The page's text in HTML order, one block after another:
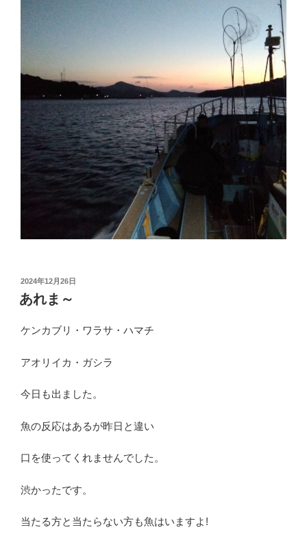
投
稿
日:
2024年12月26日
あれま～
ケンカブリ・ワラサ・ハマチ
アオリイカ・ガシラ
今日も出ました。
魚の反応はあるが昨日と違い
口を使ってくれませんでした。
渋かったです。
当たる方と当たらない方も魚はいますよ!